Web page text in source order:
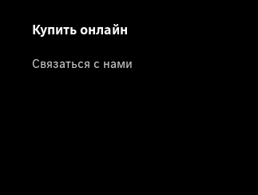
Купить онлайн
Связаться с нами